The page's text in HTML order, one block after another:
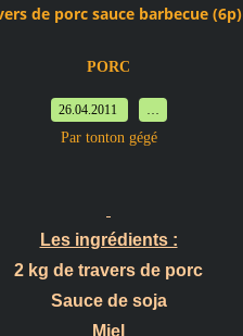
de porc sauce barbecue (6p)
PORC
26.04.2011
Par tonton gégé
Les ingrédients :
2 kg de travers de porc
Sauce de soja
Miel